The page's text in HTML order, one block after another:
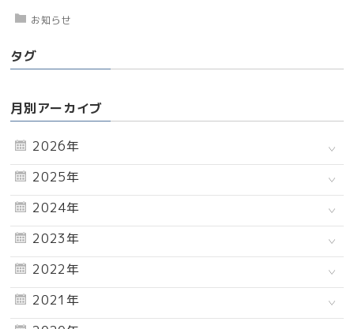
お知らせ
タグ
月別アーカイブ
2026年
2025年
2024年
2023年
2022年
2021年